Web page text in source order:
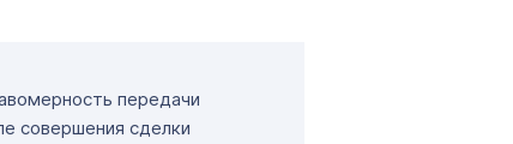
передачи
совершения сделки